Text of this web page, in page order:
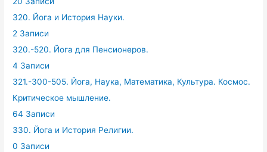
320. Йога и История Науки.
2 Записи
320.-520. Йога для Пенсионеров.
4 Записи
321.-300-505. Йога, Наука, Математика, Культура. Космос.
Критическое мышление.
64 Записи
330. Йога и История Религии.
0 Записи